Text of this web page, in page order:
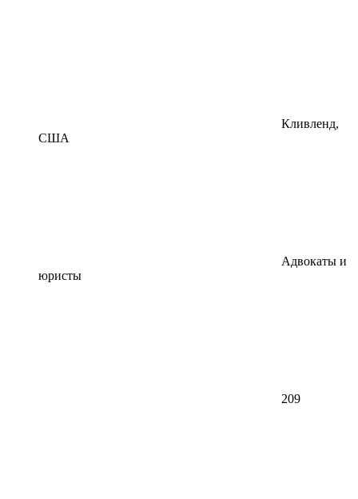
Кливленд,
США
Адвокаты и
юристы
209